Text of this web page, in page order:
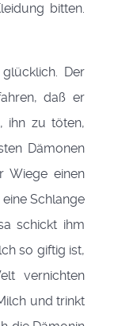
bitten.
Der
daß er
ihn zu töten,
Dämonen
Wiege einen
Schlange
schickt ihm
so giftig ist,
vernichten
und trinkt